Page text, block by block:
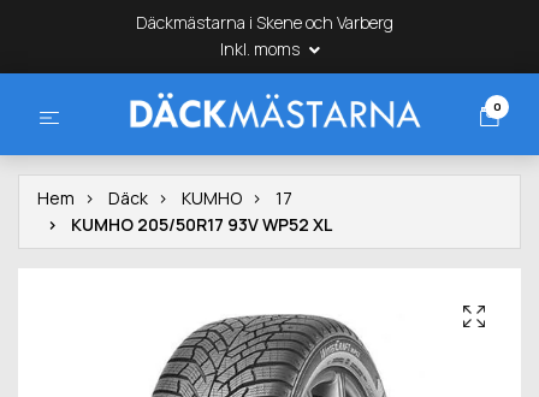
Däckmästarna i Skene och Varberg
Inkl. moms
0
Hem Däck KUMHO
17
KUMHO 205/50R17 93V WP52 XL